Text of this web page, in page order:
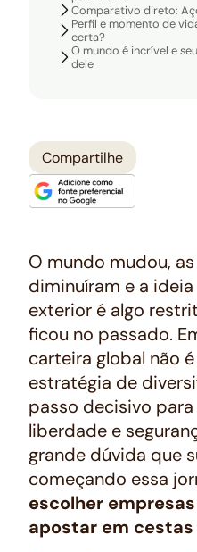
Comparativo direto:
Perfil e momento de
certa?
O mundo é incrível e
dele
Compartilhe
O mundo mudou,
diminuíram e a
exterior é algo
ficou no passado.
carteira global não
estratégia de
passo decisivo
liberdade e
grande dúvida que
começando essa
escolher
apostar em